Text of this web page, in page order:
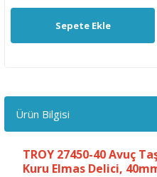
Sepete Ekle
Ürün Bilgisi
TROY 27450-40 Avuç
Kuru Elmas Delici,